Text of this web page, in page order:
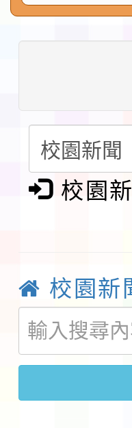
告(不
賽實施
程安
「桃
展演活
請一案
教育部
報
淨零綠
檢送桃
程
函轉
鎮韌性
速演練
「115
法」
本校
第3次
檢送「
校園
校園新